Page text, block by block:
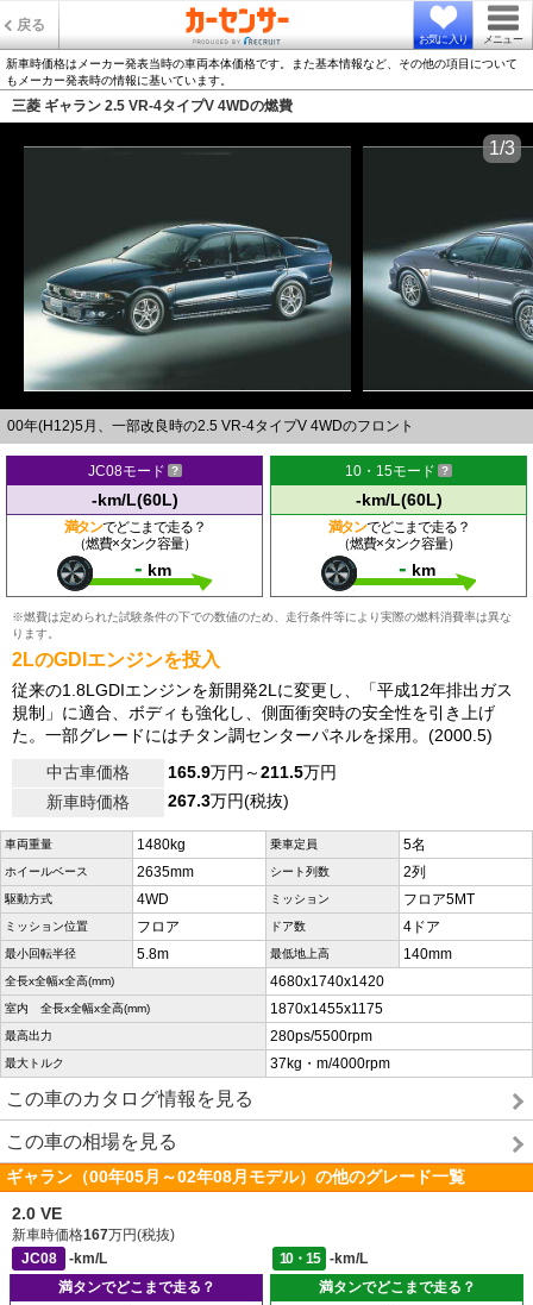
戻る
お気に入り メニュー
新車時価格はメーカー発表当時の車両本体価格です。また基本情報など、その他の項目について
もメーカー発表時の情報に基いています。
三菱 ギャラン 2.5 VR-4タイプV 4WDの燃費
00年(H12)5月、一部改良時の2.5 VR-4タイプV 4WDのフロント
1/3
JC08モード
-km/L(60L)
満タンでどこまで走る？
（燃費×タンク容量）
- km
10・15モード
-km/L(60L)
満タンでどこまで走る？
（燃費×タンク容量）
- km
※燃費は定められた試験条件の下での数値のため、走行条件等により実際の燃料消費率は異な
ります。
2LのGDIエンジンを投入
従来の1.8LGDIエンジンを新開発2Lに変更し、「平成12年排出ガス
規制」に適合、ボディも強化し、側面衝突時の安全性を引き上げ
た。一部グレードにはチタン調センターパネルを採用。(2000.5)
中古車価格
165.9万円～211.5万円
新車時価格
267.3万円(税抜)
車両重量 1480kg 乗車定員 5名
ホイールベース 2635mm シート列数 2列
駆動方式 4WD ミッション フロア5MT
ミッション位置 フロア ドア数 4ドア
最小回転半径 5.8m 最低地上高 140mm
全長x全幅x全高(mm) 4680x1740x1420
室内 全長x全幅x全高(mm) 1870x1455x1175
最高出力 280ps/5500rpm
最大トルク 37kg・m/4000rpm
この車のカタログ情報を見る
この車の相場を見る
ギャラン（00年05月～02年08月モデル）の他のグレード一覧
2.0 VE
新車時価格167万円(税抜)
JC08
-km/L 10・15
-km/L
満タンでどこまで走る？
満タンでどこまで走る？